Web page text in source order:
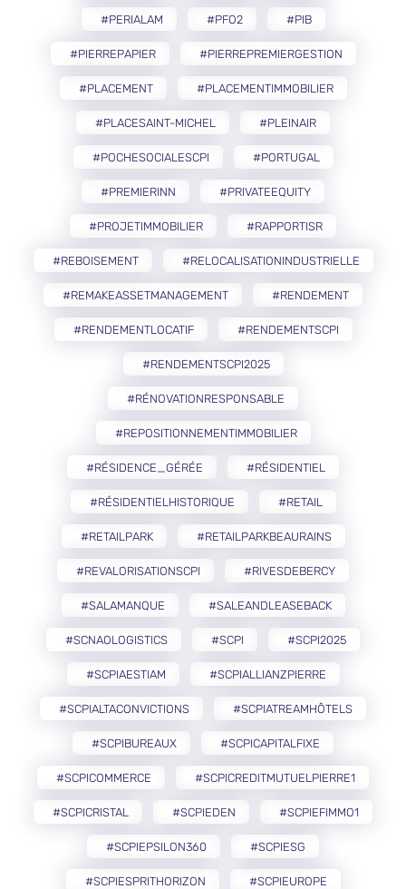
#PERIALAM #PFO2 #PIB
#PIERREPAPIER #PIERREPREMIERGESTION
#PLACEMENT #PLACEMENTIMMOBILIER
#PLACESAINT-MICHEL #PLEINAIR
#POCHESOCIALESCPI #PORTUGAL
#PREMIERINN #PRIVATEEQUITY
#PROJETIMMOBILIER #RAPPORTISR
#REBOISEMENT #RELOCALISATIONINDUSTRIELLE
#REMAKEASSETMANAGEMENT #RENDEMENT
#RENDEMENTLOCATIF #RENDEMENTSCPI
#RENDEMENTSCPI2025
#RÉNOVATIONRESPONSABLE
#REPOSITIONNEMENTIMMOBILIER
#RÉSIDENCE_GÉRÉE #RÉSIDENTIEL
#RÉSIDENTIELHISTORIQUE #RETAIL
#RETAILPARK #RETAILPARKBEAURAINS
#REVALORISATIONSCPI #RIVESDEBERCY
#SALAMANQUE #SALEANDLEASEBACK
#SCNAOLOGISTICS #SCPI #SCPI2025
#SCPIAESTIAM #SCPIALLIANZPIERRE
#SCPIALTACONVICTIONS #SCPIATREAMHÔTELS
#SCPIBUREAUX #SCPICAPITALFIXE
#SCPICOMMERCE #SCPICREDITMUTUELPIERRE1
#SCPICRISTAL #SCPIEDEN #SCPIEFIMMO1
#SCPIEPSILON360 #SCPIESG
#SCPIESPRITHORIZON #SCPIEUROPE